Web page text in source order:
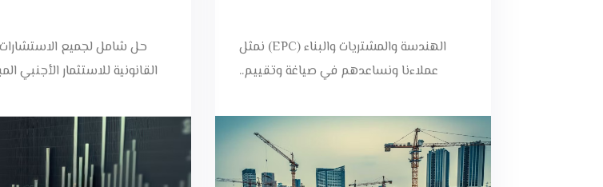
الهندسة والمشتريات والبناء (EPC) نمثل
عملاءنا ونساعدهم في صياغة وتقييم..
حل شامل لجميع
القانونية للاستثمار الأجنبي